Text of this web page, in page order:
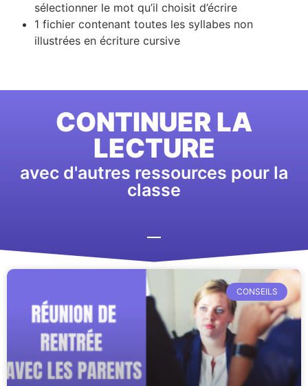
sélectionner le mot qu’il choisit d’écrire
1 fichier contenant toutes les syllabes non
illustrées en écriture cursive
CONTINUER LA
LECTURE
avec d'autres ressources pour la
classe
CONSEILS